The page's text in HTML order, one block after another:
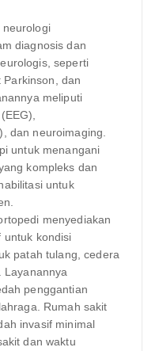
neurologi
diagnosis dan
seperti
dan
meliputi
dan neuroimaging.
untuk menangani
kompleks dan
untuk
menyediakan
untuk kondisi
patah tulang, cedera
Layanannya
penggantian
Rumah sakit
invasif minimal
dan waktu